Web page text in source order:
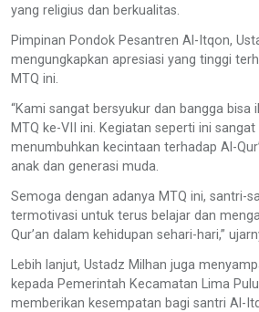
yang religius dan berkualitas.
Pimpinan Pondok Pesantren Al-Itqon,
mengungkapkan apresiasi yang tinggi
MTQ ini.
“Kami sangat bersyukur dan bangga bisa
MTQ ke-VII ini. Kegiatan seperti ini
menumbuhkan kecintaan terhadap Al-
anak dan generasi muda.
Semoga dengan adanya MTQ ini, santri-
termotivasi untuk terus belajar dan
Qur’an dalam kehidupan sehari-hari,”
Lebih lanjut, Ustadz Milhan juga
kepada Pemerintah Kecamatan Lima
memberikan kesempatan bagi santri Al-